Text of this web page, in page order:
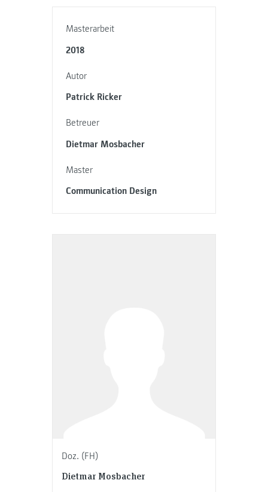
Masterarbeit
2018
Autor
Patrick Ricker
Betreuer
Dietmar Mosbacher
Master
Communication Design
Doz. (FH)
Dietmar Mosbacher